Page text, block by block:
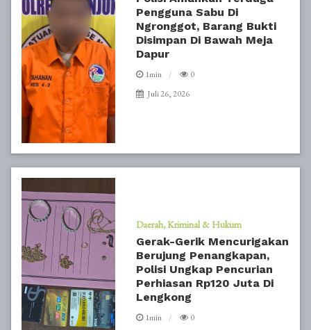
Pengguna Sabu Di
Ngronggot, Barang Bukti
Disimpan Di Bawah Meja
Dapur
1min
0
Juli 26, 2026
Daerah Kriminal & Hukum
Gerak-Gerik Mencurigakan
Berujung Penangkapan,
Polisi Ungkap Pencurian
Perhiasan Rp120 Juta Di
Lengkong
1min
0